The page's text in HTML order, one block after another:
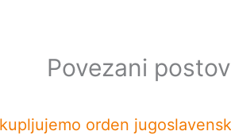
Povezani
orden